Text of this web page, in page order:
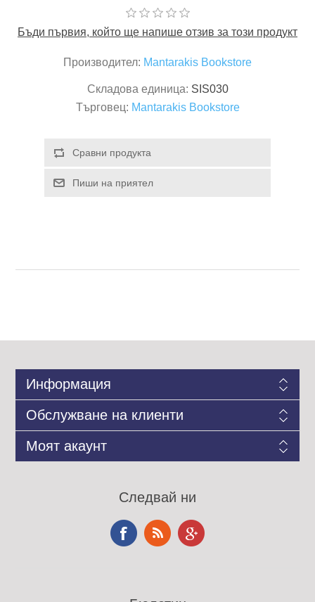
Бъди първия, който ще напише отзив за този продукт
Производител: Mantarakis Bookstore
Складова единица: SIS030
Търговец: Mantarakis Bookstore
Информация
Обслужване на клиенти
Моят акаунт
Следвай ни